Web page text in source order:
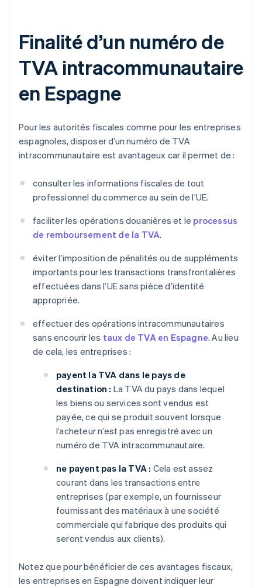
Finalité d’un numéro de
TVA intracommunautaire
en Espagne
Pour les autorités fiscales comme pour les entreprises
espagnoles, disposer d’un numéro de TVA
intracommunautaire est avantageux car il permet de :
consulter les informations fiscales de tout
professionnel du commerce au sein de l’UE.
faciliter les opérations douanières et le processus
de remboursement de la TVA.
éviter l’imposition de pénalités ou de suppléments
importants pour les transactions transfrontalières
effectuées dans l’UE sans pièce d’identité
appropriée.
effectuer des opérations intracommunautaires
sans encourir les taux de TVA en Espagne. Au lieu
de cela, les entreprises :
payent la TVA dans le pays de
destination : La TVA du pays dans lequel
les biens ou services sont vendus est
payée, ce qui se produit souvent lorsque
l’acheteur n’est pas enregistré avec un
numéro de TVA intracommunautaire.
ne payent pas la TVA : Cela est assez
courant dans les transactions entre
entreprises (par exemple, un fournisseur
fournissant des matériaux à une société
commerciale qui fabrique des produits qui
seront vendus aux clients).
Notez que pour bénéficier de ces avantages fiscaux,
les entreprises en Espagne doivent indiquer leur